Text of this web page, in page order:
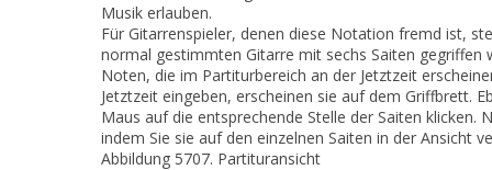
Musik erlauben.
Für Gitarrenspieler, denen diese Notation fremd ist,
normal gestimmten Gitarre mit sechs Saiten gegriffen
Noten, die im Partiturbereich an der Jetztzeit
Jetztzeit eingeben, erscheinen sie auf dem Griffbrett.
Maus auf die entsprechende Stelle der Saiten
indem Sie sie auf den einzelnen Saiten in der Ansicht
Abbildung 5707. Partituransicht